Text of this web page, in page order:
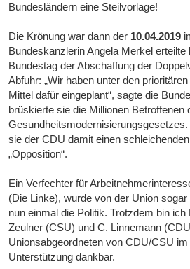
Bundesländern eine Steilvorlage!
Die Krönung war dann der 10.04.2019
Bundeskanzlerin Angela Merkel erteilte
Bundestag der Abschaffung der
Abfuhr: „Wir haben unter den
Mittel dafür eingeplant“, sagte die
brüskierte sie die Millionen Betroffenen
sie der CDU damit einen
„Opposition“.
Ein Verfechter für
(Die Linke), wurde von der Union
nun einmal die Politik. Trotzdem bin
Zeulner (CSU) und C. Linnemann
Unionsabgeordneten von CDU/CSU
Unterstützung dankbar.